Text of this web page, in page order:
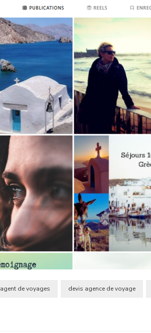
agent de voyages devis agence de voyage